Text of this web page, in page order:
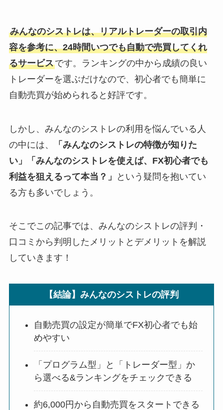
みんなのシストレは、リアルトレーダーの取引内
容を参考に、24時間いつでも自動で売買してくれ
るサービスです。ランキングの中から成績の良い
トレーダーを選ぶだけなので、初心者でも簡単に
自動売買が始められると好評です。
しかし、みんなのシストレの利用を悩んでいる人
の中には、
「みんなのシストレの特徴が知りた
い」「みんなのシストレを使えば、FX初心者でも
利益を狙えるって本当？」
という疑問を抱いてい
る方も多いでしょう。
そこでこの記事では、みんなのシストレの評判・
口コミから判明したメリットとデメリットを解説
していきます！
【結論】みんなのシストレの評判
自動売買の設定が簡単でFX初心者でも始
めやすい
「プログラム型」と「トレーダー型」か
ら選べる&ランキングをチェックできる
約6,000円から自動売買をスタートできる